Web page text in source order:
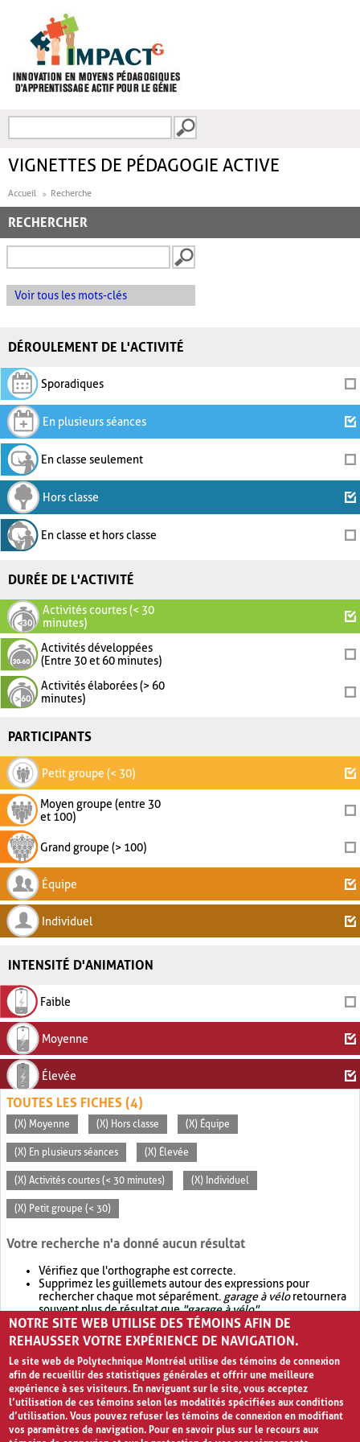
FORMULAIRE DE
VIGNETTES DE PÉDAGOGIE ACTIVE
Accueil Recherche
RECHERCHER
Voir tous les mots-clés
DÉROULEMENT DE L'ACTIVITÉ
Sporadiques
En plusieurs séances
En classe seulement
Hors classe
En classe et hors classe
DURÉE DE L'ACTIVITÉ
Activités courtes (< 30
minutes)
Activités développées
(Entre 30 et 60 minutes)
Activités élaborées (> 60
minutes)
PARTICIPANTS
Petit groupe (< 30)
Moyen groupe (entre 30
et 100)
Grand groupe (> 100)
Équipe
Individuel
INTENSITÉ D'ANIMATION
Faible
Moyenne
Élevée
TOUTES LES FICHES (4)
(X) Moyenne (X) Hors classe (X) Équipe
(X) En plusieurs séances (X) Élevée
(X) Activités courtes (< 30 minutes) (X) Individuel
(X) Petit groupe (< 30)
Votre recherche n'a donné aucun résultat
Vérifiez que l'orthographe est correcte.
Supprimez les guillemets autour des expressions pour
rechercher chaque mot séparément. garage à véloretournera
souvent plus de résultat que"garage à vélo".
Envisagez d'élargir votre recherche avec OR.garage OR vélo
retournera souvent plus de résultat quegarage à vélo
NOTRE SITE WEB UTILISE DES TÉMOINS AFIN DE
REHAUSSER VOTRE EXPÉRIENCE DE NAVIGATION.
Le site web de Polytechnique Montréal utilise des témoins de connexion
afin de recueillir des statistiques générales et offrir une meilleure
expérience à ses visiteurs. En naviguant sur le site, vous acceptez
l’utilisation de ces témoins selon les modalités spécifiées aux conditions
d’utilisation. Vous pouvez refuser les témoins de connexion en modifiant
vos paramètres de navigation. Pour en savoir plus sur le recours aux